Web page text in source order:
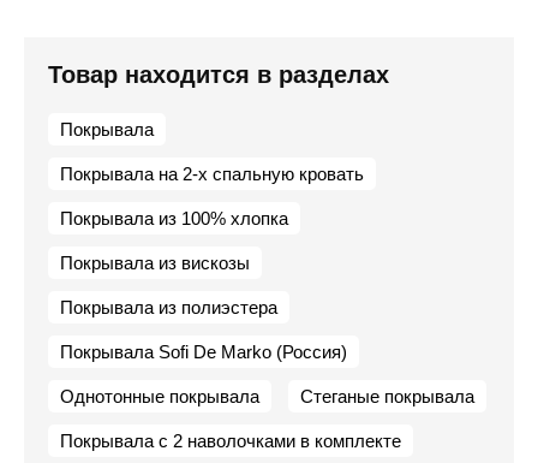
Товар находится в разделах
Покрывала
Покрывала на 2-х спальную кровать
Покрывала из 100% хлопка
Покрывала из вискозы
Покрывала из полиэстера
Покрывала Sofi De Marko (Россия)
Однотонные покрывала Стеганые покрывала
Покрывала с 2 наволочками в комплекте